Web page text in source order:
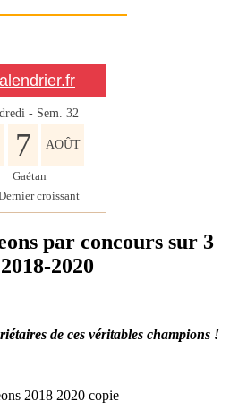
- Sem. 32
7 AOÛT
Gaétan
croissant
par concours sur 3
2020
de ces véritables champions !